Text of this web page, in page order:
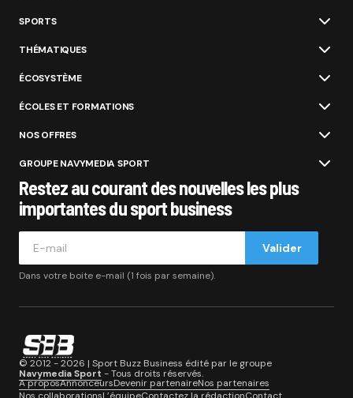
SPORTS
THÉMATIQUES
ÉCOSYSTÈME
ÉCOLES ET FORMATIONS
NOS OFFRES
GROUPE NAVYMEDIA SPORT
Restez au courant des nouvelles les plus
importantes du sport business
Valider
Dans votre boite e-mail (1 fois par semaine).
© 2012 - 2026 | Sport Buzz Business édité par le groupe
Navymedia Sport - Tous droits réservés.
A proposAnnonceursDevenir partenaireNos partenaires